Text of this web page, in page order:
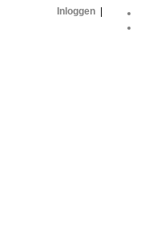
Inloggen